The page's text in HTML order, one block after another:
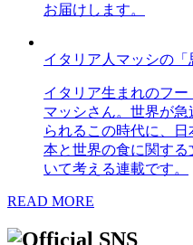
お届けします。
イタリア人マッシの「
イタリア生まれのフー
マッシさん。世界が
られるこの時代に、
本と世界の食に関す
いて考える連載です。
READ MORE